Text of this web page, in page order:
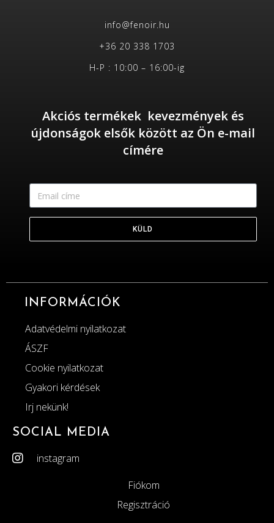
info@fenoir.hu
+36 20 338 1703
H-P : 10:00 – 16:00-ig
Akciós termékek kevezmények és
újdonságok elsők között az Ön e-mail
címére
KÜLD
INFORMÁCIÓK
Adatvédelmi nyilatkozat
ÁSZF
Cookie nyilatkozat
Gyakori kérdések
Irj nekünk!
SOCIAL MEDIA
instagram
Fiókom
Regisztráció